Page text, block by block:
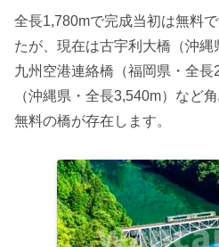
全長1,780mで完成当初は無料
たが、現在は古宇利大橋（沖
九州空港連絡橋（福岡県・全
（沖縄県・全長3,540m）など
無料の橋が存在します。